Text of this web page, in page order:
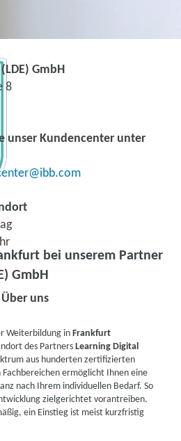
bei unserem Partner
GmbH
GmbH
8
unser Kundencenter unter
Über uns
Weiterbildung inFrankfurt
des PartnersLearning Digital
aus hunderten zertifizierten
ermöglicht Ihnen eine
nach Ihrem individuellen Bedarf. So
zielgerichtet vorantreiben.
ein Einstieg ist meist kurzfristig